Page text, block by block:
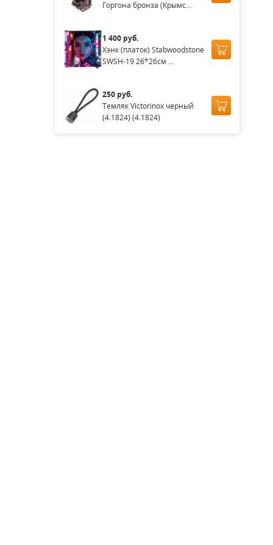
Горгона бронза (Крымс...
1 400 руб.
Хэнк (платок) Stabwoodstone
SWSH-19 26*26см ...
250 руб.
Темляк Victorinox черный
(4.1824) (4.1824)